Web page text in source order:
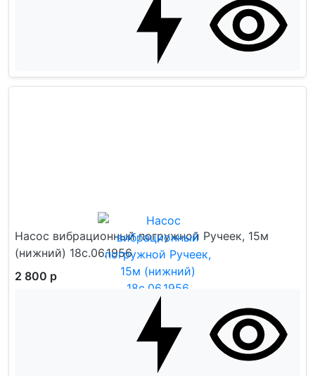
Насос вибрационный погружной Ручеек, 15м
(нижний) 18с.06.1956
2 800 р